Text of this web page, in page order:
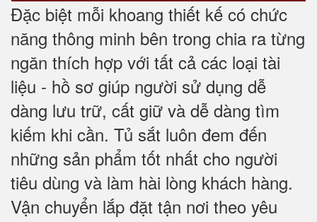
Đặc biệt mỗi khoang thiết kế có chức
năng thông minh bên trong chia ra từng
ngăn thích hợp với tất cả các loại tài
liệu - hồ sơ giúp người sử dụng dễ
dàng lưu trữ, cất giữ và dễ dàng tìm
kiếm khi cần. Tủ sắt luôn đem đến
những sản phẩm tốt nhất cho người
tiêu dùng và làm hài lòng khách hàng.
Vận chuyển lắp đặt tận nơi theo yêu